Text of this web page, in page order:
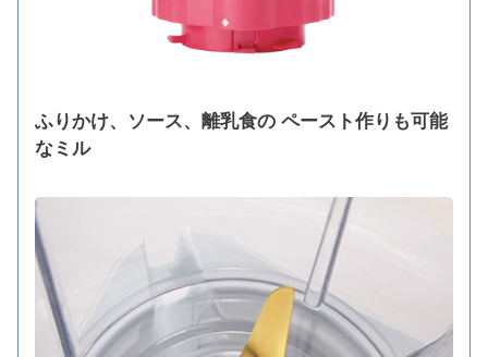
ふりかけ、ソース、離乳食の ペースト作りも可能
なミル